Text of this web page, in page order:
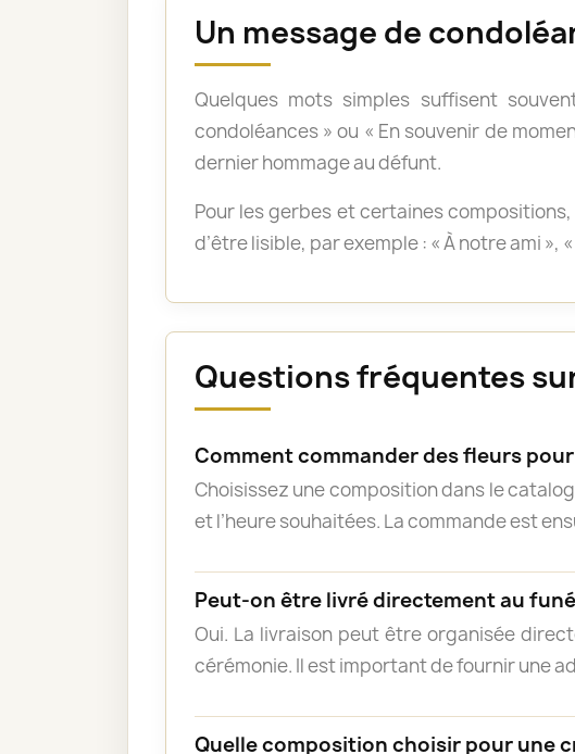
Un message de
Quelques mots simples suffisent
condoléances » ou « En souvenir de
dernier hommage au défunt.
Pour les gerbes et certaines
d’être lisible, par exemple : « À notre ami
Questions fréquentes
Comment commander des fleurs pour
Choisissez une composition dans le
et l’heure souhaitées. La commande est
Peut-on être livré directement au
Oui. La livraison peut être organisée
cérémonie. Il est important de fournir une
Quelle composition choisir pour une